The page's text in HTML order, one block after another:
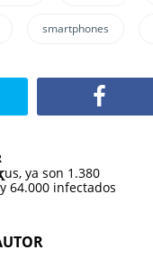
smartphones
ya son 1.380
64.000 infectados